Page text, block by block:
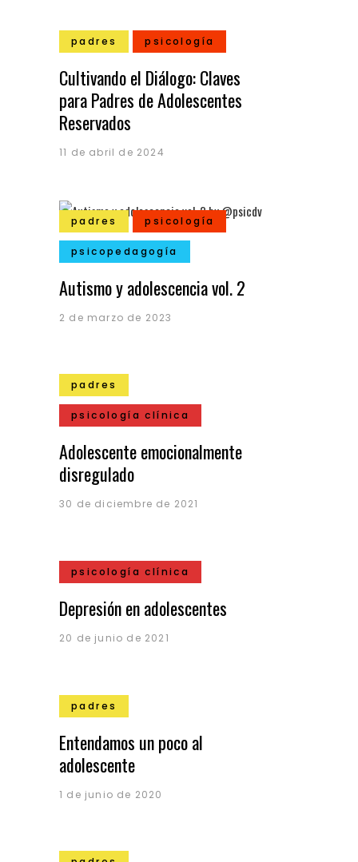
padres psicología
Cultivando el Diálogo: Claves
para Padres de Adolescentes
Reservados
11 de abril de 2024
padres psicología
psicopedagogía
Autismo y adolescencia vol. 2
2 de marzo de 2023
padres
psicología clínica
Adolescente emocionalmente
disregulado
30 de diciembre de 2021
psicología clínica
Depresión en adolescentes
20 de junio de 2021
padres
Entendamos un poco al
adolescente
1 de junio de 2020